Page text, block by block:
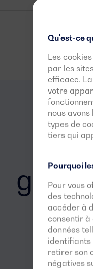
Qu'est-ce
Les
par les
efficace.
votre
nous
types de
tiers qui
Pourquoi
Pour vous
des
accéder à
consentir
données
identifiants
retirer son
négatives